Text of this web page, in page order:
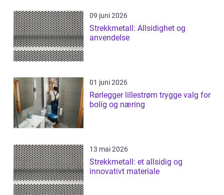
09 juni 2026
Strekkmetall: Allsidighet og
anvendelse
01 juni 2026
Rørlegger lillestrøm trygge valg for
bolig og næring
13 mai 2026
Strekkmetall: et allsidig og
innovativt materiale